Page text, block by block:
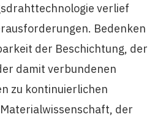
verlief
Bedenken
der Beschichtung, der
damit verbundenen
zu kontinuierlichen
der